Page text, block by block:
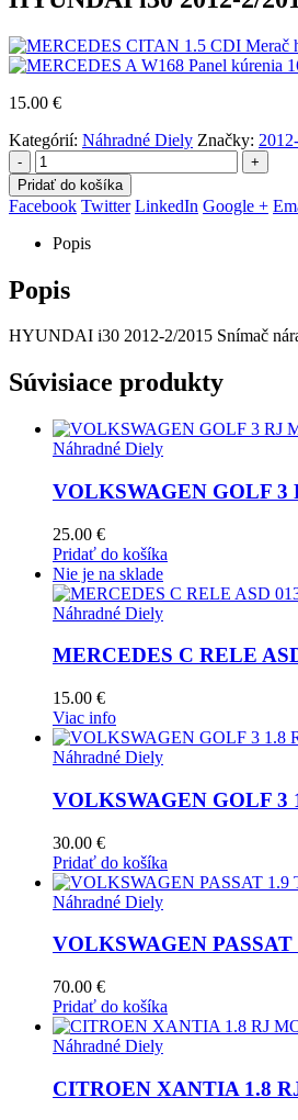
15.00 €
Kategórií: Náhradné Diely Značky:
-
+
Pridať do košíka
Facebook Twitter LinkedIn Google +
Popis
Popis
HYUNDAI i30 2012-2/2015 Snímač
Súvisiace produkty
Náhradné Diely
VOLKSWAGEN GOLF 3
25.00 €
Pridať do košíka
Nie je na sklade
Náhradné Diely
MERCEDES C RELE
15.00 €
Viac info
Náhradné Diely
VOLKSWAGEN GOLF 3
30.00 €
Pridať do košíka
Náhradné Diely
VOLKSWAGEN
70.00 €
Pridať do košíka
Náhradné Diely
CITROEN XANTIA 1.8